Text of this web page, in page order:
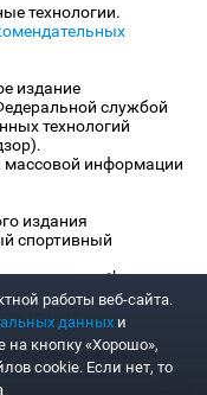
технологии.
издание
службой
технологий
массовой информации
издания
спортивный
«www.sportbox.ru»:
издания
сетевого издания
работы веб-сайта.
данных и
на кнопку «Хорошо»,
cookie. Если нет, то